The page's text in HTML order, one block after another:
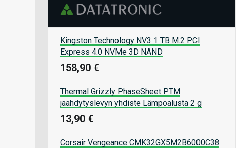
Kingston Technology NV3 1 TB M.2 PCI
Express 4.0 NVMe 3D NAND
158,90 €
Thermal Grizzly PhaseSheet PTM
jäähdytyslevyn yhdiste Lämpöalusta 2 g
13,90 €
Corsair Vengeance CMK32GX5M2B6000C38